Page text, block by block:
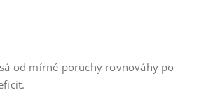
od mírné poruchy rovnováhy po